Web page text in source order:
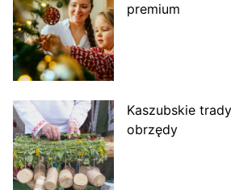
premium
Kaszubskie
obrzędy